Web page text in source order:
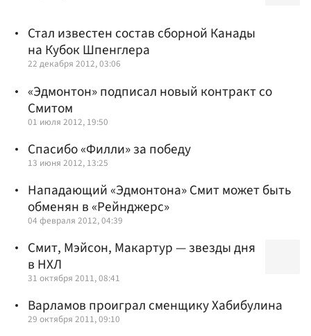
Стал известен состав сборной Канады
на Кубок Шпенглера
22 декабря 2012, 03:06
«Эдмонтон» подписал новый контракт со
Смитом
01 июля 2012, 19:50
Спасибо «Филли» за победу
13 июня 2012, 13:25
Нападающий «Эдмонтона» Смит может быть
обменян в «Рейнджерс»
04 февраля 2012, 04:39
Смит, Мэйсон, Макартур — звезды дня
в НХЛ
31 октября 2011, 08:41
Варламов проиграл сменщику Хабибулина
29 октября 2011, 09:10